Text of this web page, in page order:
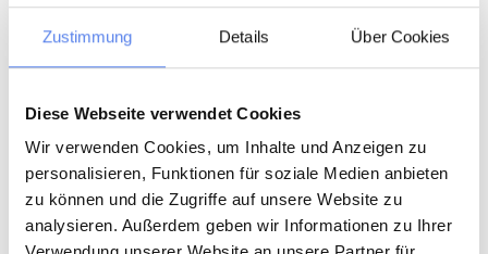
Zustimmung Details Über Cookies
Diese Webseite verwendet Cookies
Wir verwenden Cookies, um Inhalte und Anzeigen zu
personalisieren, Funktionen für soziale Medien anbieten
zu können und die Zugriffe auf unsere Website zu
analysieren. Außerdem geben wir Informationen zu Ihrer
Do what?
Enjoy the beach, cycle along the fjord, spend the day in the bathing